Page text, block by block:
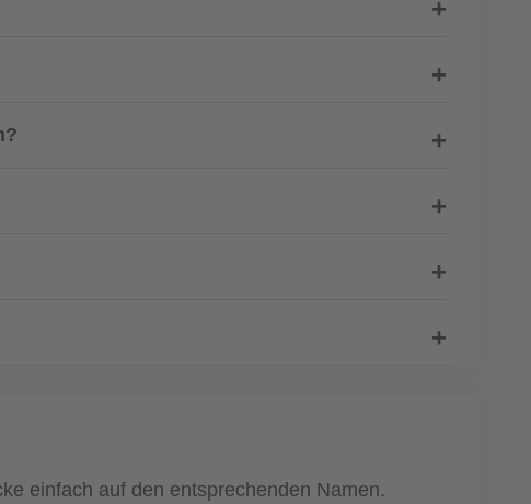
einfach auf den entsprechenden Namen.